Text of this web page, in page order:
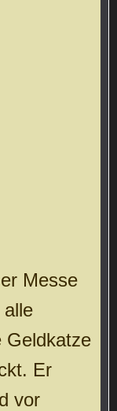
Messe
Geldkatze
Er
vor